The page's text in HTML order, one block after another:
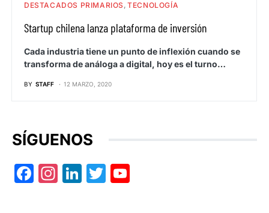
DESTACADOS PRIMARIOS TECNOLOGÍA
Startup chilena lanza plataforma de inversión
Cada industria tiene un punto de inflexión cuando se
transforma de análoga a digital, hoy es el turno…
BY STAFF 12 MARZO, 2020
SÍGUENOS
Facebook
Instagram
LinkedIn
Twitter